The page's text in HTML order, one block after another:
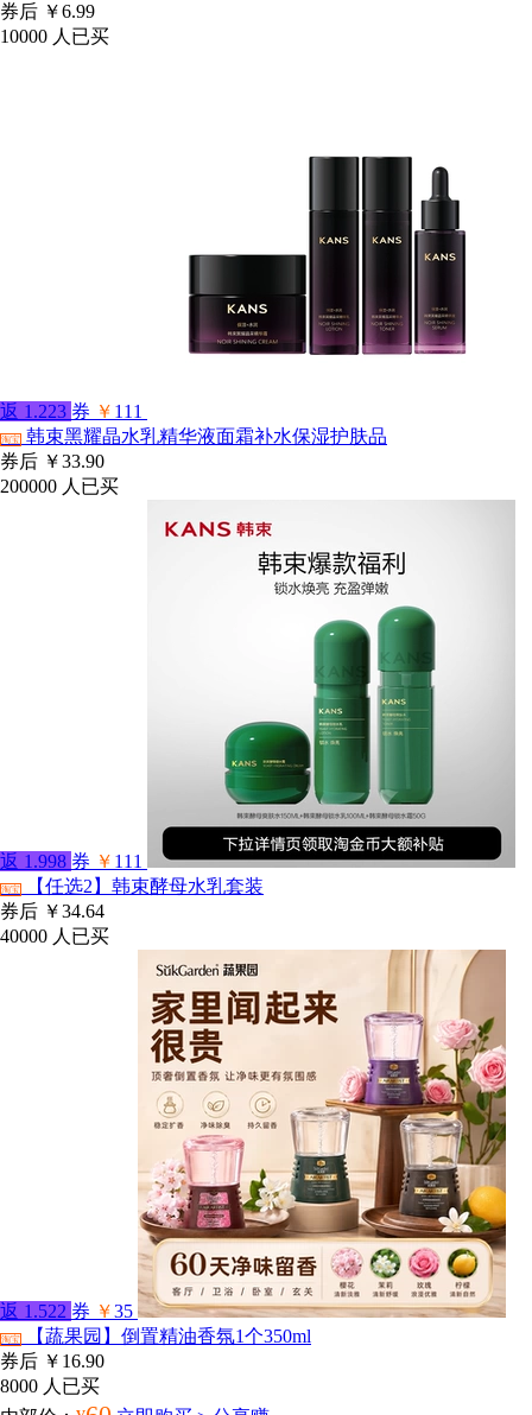
券后 ￥6.99
10000 人已买
返 1.223 券 ￥ 111
淘宝 韩束黑耀晶水乳精华液面霜补水保湿护肤品
券后 ￥33.90
200000 人已买
返 1.998 券 ￥ 111
淘宝
【任选2】韩束酵母水乳套装
券后 ￥34.64
40000 人已买
返 1.522 券 ￥35
淘宝
【蔬果园】倒置精油香氛1个350ml
券后 ￥16.90
8000 人已买